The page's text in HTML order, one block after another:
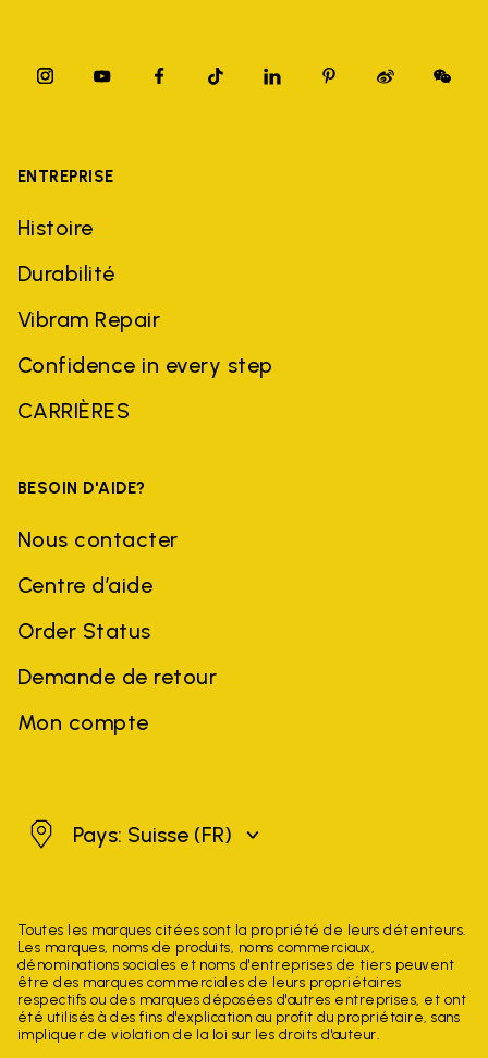
ENTREPRISE
Histoire
Durabilité
Vibram Repair
Confidence in every step
CARRIÈRES
BESOIN D'AIDE?
Nous contacter
Centre d’aide
Order Status
Demande de retour
Mon compte
SuissePays: Suisse (FR)
Toutes les marques citées sont la propriété de leurs détenteurs.
Les marques, noms de produits, noms commerciaux,
dénominations sociales et noms d'entreprises de tiers peuvent
être des marques commerciales de leurs propriétaires
respectifs ou des marques déposées d'autres entreprises, et ont
été utilisés à des fins d'explication au profit du propriétaire, sans
impliquer de violation de la loi sur les droits d'auteur.